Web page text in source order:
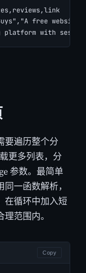
free
platform with
要遍历整个分
更多列表，分
参数。最简单
一函数解析，
在循环中加入短
范围内。
Copy